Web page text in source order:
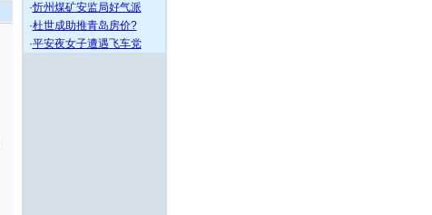
·忻州煤矿安监局好气派
·杜世成助推青岛房价?
·平安夜女子遭遇飞车党